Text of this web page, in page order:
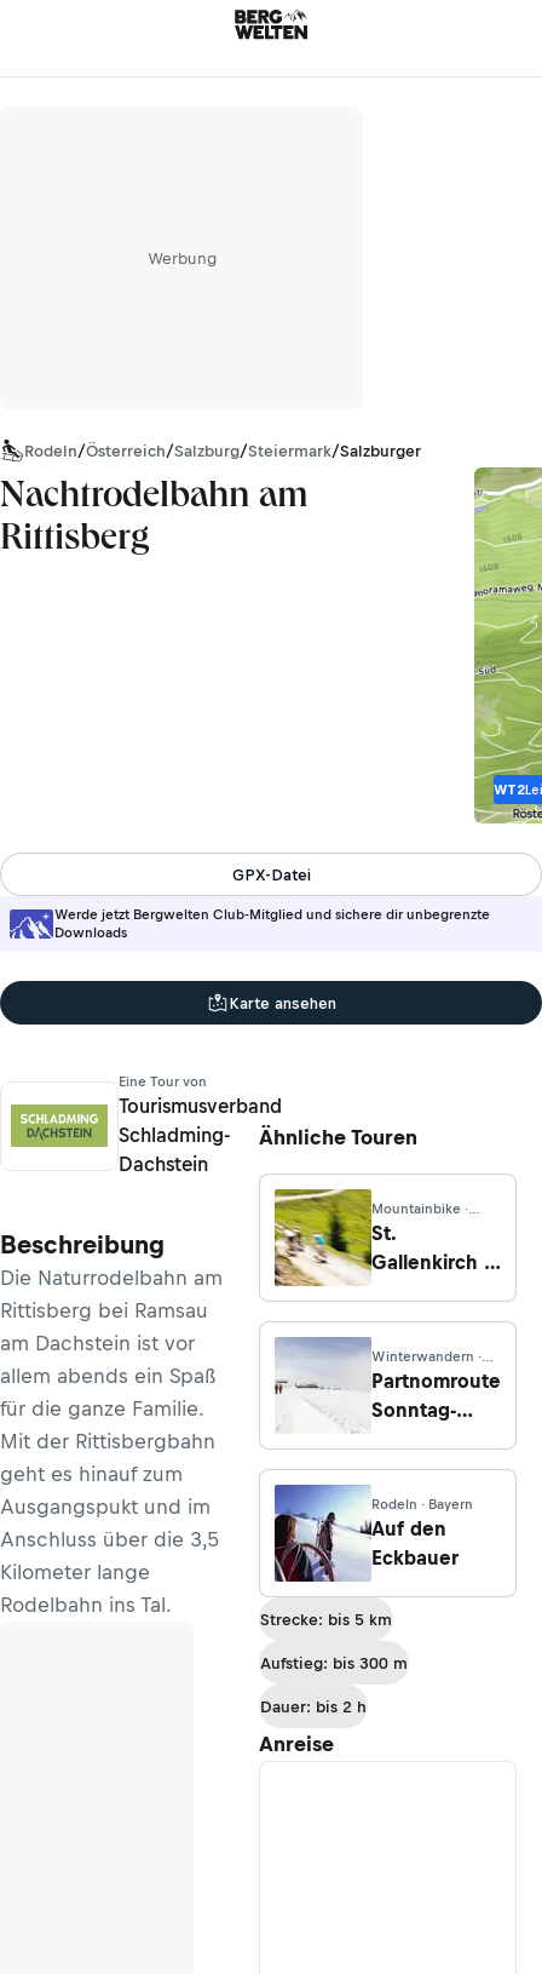
Werbung
Rodeln/Österreich/Salzburg/Steiermark/Salzburger Schieferalpen
Nachtrodelbahn am
Rittisberg
WT2
Werde jetzt Bergwelten Club-Mitglied und sichere dir unbegrenzte
Downloads
GPX-Datei
Karte ansehen
Eine Tour von
Tourismusverband
Schladming-
Dachstein
Beschreibung
Die Naturrodelbahn am
Rittisberg bei Ramsau
am Dachstein ist vor
allem abends ein Spaß
für die ganze Familie.
Mit der Rittisbergbahn
geht es hinauf zum
Ausgangspukt und im
Anschluss über die 3,5
Kilometer lange
Rodelbahn ins Tal.
Ähnliche Touren
Mountainbike ·
Vorarlberg
St.
Gallenkirch -
Winterwandern ·
Vorarlberg
Partnomroute
Sonntag-
Rodeln · Bayern
Auf den
Eckbauer
Strecke: bis 5 km
Aufstieg: bis 300 m
Dauer: bis 2 h
Anreise